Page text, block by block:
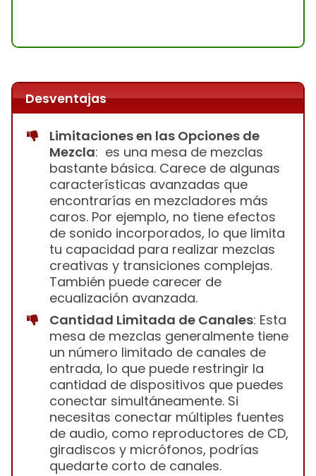
Desventajas
Limitaciones en las Opciones de
Mezcla: es una mesa de mezclas
bastante básica. Carece de algunas
características avanzadas que
encontrarías en mezcladores más
caros. Por ejemplo, no tiene efectos
de sonido incorporados, lo que limita
tu capacidad para realizar mezclas
creativas y transiciones complejas.
También puede carecer de
ecualización avanzada.
Cantidad Limitada de Canales: Esta
mesa de mezclas generalmente tiene
un número limitado de canales de
entrada, lo que puede restringir la
cantidad de dispositivos que puedes
conectar simultáneamente. Si
necesitas conectar múltiples fuentes
de audio, como reproductores de CD,
giradiscos y micrófonos, podrías
quedarte corto de canales.